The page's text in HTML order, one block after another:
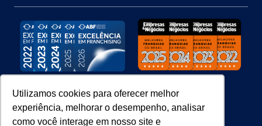
Utilizamos cookies para oferecer melhor
experiência, melhorar o desempenho, analisar
como você interage em nosso site e
Site 100% Seguro